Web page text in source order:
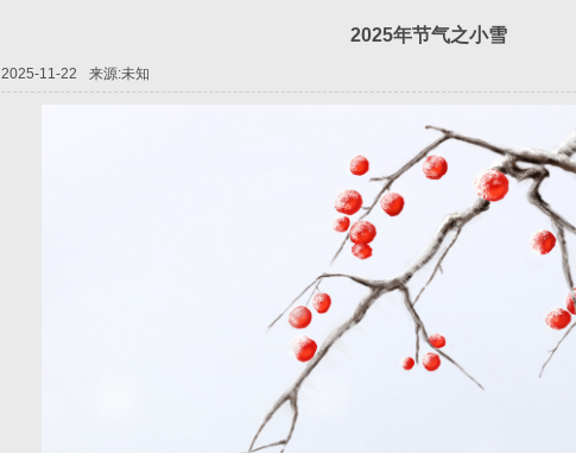
2025年节气之小雪
2025-11-22 来源:未知